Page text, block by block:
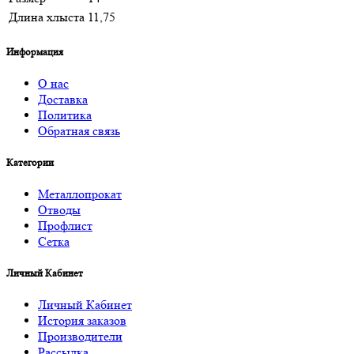
Длина хлыста 11,75
Информация
О нас
Доставка
Политика
Обратная связь
Категории
Металлопрокат
Отводы
Профлист
Сетка
Личный Кабинет
Личный Кабинет
История заказов
Производители